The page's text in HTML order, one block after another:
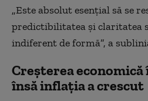
„Este absolut esenţial să se
predictibilitatea şi claritatea
indiferent de formă”, a
Creșterea economică
însă inflația a crescut